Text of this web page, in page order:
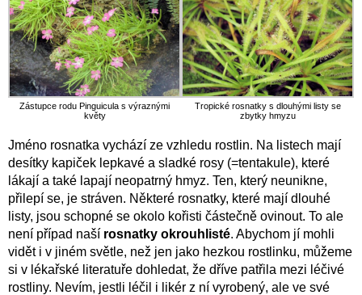
Zástupce rodu Pinguicula s výraznými
květy
Tropické rosnatky s dlouhými listy se
zbytky hmyzu
Jméno rosnatka vychází ze vzhledu rostlin. Na listech mají
desítky kapiček lepkavé a sladké rosy (=tentakule), které
lákají a také lapají neopatrný hmyz. Ten, který neunikne,
přilepí se, je stráven. Některé rosnatky, které mají dlouhé
listy, jsou schopné se okolo kořisti částečně ovinout. To ale
není případ naší rosnatky okrouhlisté. Abychom jí mohli
vidět i v jiném světle, než jen jako hezkou rostlinku, můžeme
si v lékařské literatuře dohledat, že dříve patřila mezi léčivé
rostliny. Nevím, jestli léčil i likér z ní vyrobený, ale ve své